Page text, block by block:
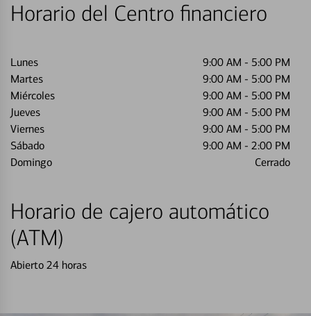
Horario del Centro financiero
Lunes 9:00 AM - 5:00 PM
Martes
9:00 AM - 5:00 PM
Miércoles
9:00 AM - 5:00 PM
Jueves
9:00 AM - 5:00 PM
Viernes
9:00 AM - 5:00 PM
Sábado
9:00 AM - 2:00 PM
Domingo
Cerrado
Horario de cajero automático
(ATM)
Abierto 24 horas